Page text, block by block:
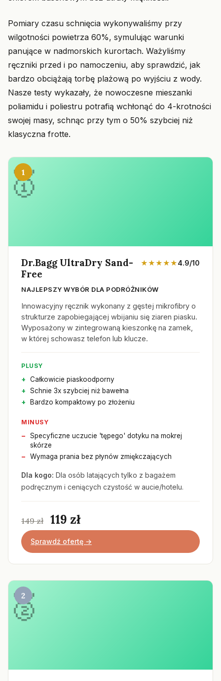
Pomiary czasu schnięcia wykonywaliśmy przy
wilgotności powietrza 60%, symulując warunki
panujące w nadmorskich kurortach. Ważyliśmy
ręczniki przed i po namoczeniu, aby sprawdzić, jak
bardzo obciążają torbę plażową po wyjściu z wody.
Nasze testy wykazały, że nowoczesne mieszanki
poliamidu i poliestru potrafią wchłonąć do 4-krotności
swojej masy, schnąc przy tym o 50% szybciej niż
klasyczna frotte.
1
Dr.Bagg UltraDry Sand-
Free
★★★★★4.9/10
NAJLEPSZY WYBÓR DLA PODRÓŻNIKÓW
Innowacyjny ręcznik wykonany z gęstej mikrofibry o
strukturze zapobiegającej wbijaniu się ziaren piasku.
Wyposażony w zintegrowaną kieszonkę na zamek,
w której schowasz telefon lub klucze.
PLUSY
Całkowicie piaskoodporny
Schnie 3x szybciej niż bawełna
Bardzo kompaktowy po złożeniu
MINUSY
Specyficzne uczucie 'tępego' dotyku na mokrej
skórze
Wymaga prania bez płynów zmiękczających
Dla kogo: Dla osób latających tylko z bagażem
podręcznym i ceniących czystość w aucie/hotelu.
149 zł 119 zł
Sprawdź ofertę →
2